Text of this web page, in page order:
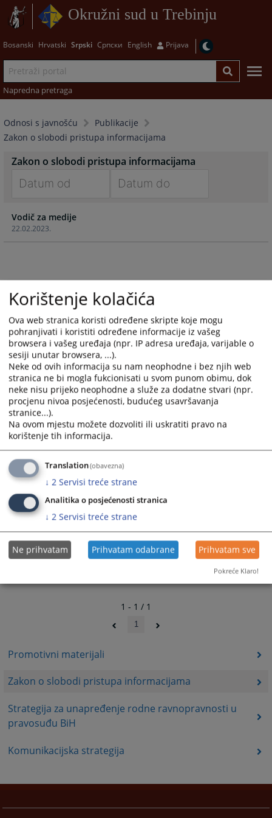
Okružni sud u Trebinju
Bosanski Hrvatski Srpski Српски English Prijava
Napredna pretraga
Odnosi s javnošću
Publikacije
Zakon o slobodi pristupa informacijama
Promotivni materijali
Zakon o slobodi pristupa informacijama
Strategija za unapređenje rodne ravnopravnosti u
pravosuđu BiH
Komunikacijska strategija
Zakon o slobodi pristupa informacijama
forward
to
interact
calendar
and
a
date.
Press
the
question
mark
key
to
get
keyboard
shortcuts
for
changing
dates.
interact
calendar
and
a
date.
Press
the
question
mark
key
to
get
shortcuts
for
changing
dates.
22.02.2023.
Vodič za medije
1 - 1 / 1
1
Korištenje kolačića
Ova web stranica koristi određene skripte koje mogu
pohranjivati i koristiti određene informacije iz vašeg
browsera i vašeg uređaja (npr. IP adresa uređaja, varijable o
sesiji unutar browsera, ...).
Neke od ovih informacija su nam neophodne i bez njih web
stranica ne bi mogla fukcionisati u svom punom obimu, dok
neke nisu prijeko neophodne a služe za dodatne stvari (npr.
procjenu nivoa posjećenosti, budućeg usavršavanja
stranice...).
Na ovom mjestu možete dozvoliti ili uskratiti pravo na
korištenje tih informacija.
Translation(obavezna)
↓ 2 Servisi treće strane
Analitika o posjećenosti stranica
↓ 2 Servisi treće strane
Ne prihvatam Prihvatam odabrane Prihvatam sve
Pokreće Klaro!